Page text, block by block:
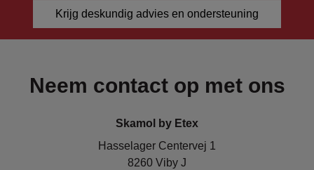
Krijg deskundig advies en ondersteuning
Neem contact op met ons
Skamol by Etex
Hasselager Centervej 1
8260 Viby J